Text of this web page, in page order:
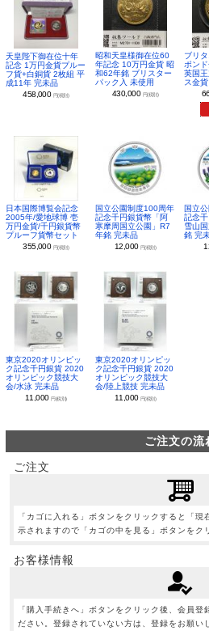
天皇陛下御在位十年
記念 1万円金貨プルー
フ貨+白銅貨 2枚組 平
成11年 完未品
458,000 円(税別)
昭和天皇様御在位60
年記念 10万円金貨 昭
和62年銘 ブリスター
パック入 未使用
430,000 円(税別)
ブリ
ポン
英国
ス金
日本国際博覧会記念
2005年/愛地球博 壱
万円金貨/千円銀貨幣
プルーフ貨幣セット
355,000 円(税別)
国立公園制度100周年
記念千円銀貨幣「阿
寒摩周国立公園」R7
年銘 完未品
12,000 円(税別)
国立
記念
雪山
銘 完
東京2020オリンピッ
ク記念千円銀貨 2020
オリンピック競技大
会/水泳 完未品
11,000円(税別)
東京2020オリンピッ
ク記念千円銀貨 2020
オリンピック競技大
会/陸上競技 完未品
11,000 円(税別)
ご注文の流
ご注文
「カゴに入れる」ボタンをクリックすると「
示されますので「カゴの中を見る」ボタンをク
お客様情報
「購入手続きへ」ボタンをクリック後、会員登
ださい。登録されていない方は、登録をお願い